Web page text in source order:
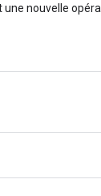
nouvelle